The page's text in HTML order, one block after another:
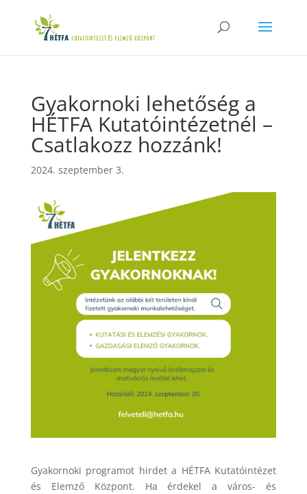
Gyakornoki lehetőség a
HÉTFA Kutatóintézetnél –
Csatlakozz hozzánk!
2024. szeptember 3.
Gyakornoki programot hirdet a HÉTFA Kutatóintézet
és Elemző Központ. Ha érdekel a város- és